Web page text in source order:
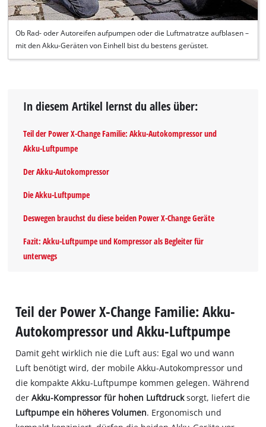
Ob Rad- oder Autoreifen aufpumpen oder die Luftmatratze aufblasen –
mit den Akku-Geräten von Einhell bist du bestens gerüstet.
In diesem Artikel lernst du alles über:
Teil der Power X-Change Familie: Akku-Autokompressor und
Akku-Luftpumpe
Der Akku-Autokompressor
Die Akku-Luftpumpe
Deswegen brauchst du diese beiden Power X-Change Geräte
Fazit: Akku-Luftpumpe und Kompressor als Begleiter für
unterwegs
Teil der Power X-Change Familie: Akku-
Autokompressor und Akku-Luftpumpe
Damit geht wirklich nie die Luft aus: Egal wo und wann
Luft benötigt wird, der mobile Akku-Autokompressor und
die kompakte Akku-Luftpumpe kommen gelegen. Während
derAkku-Kompressor für hohen Luftdrucksorgt, liefert die
Luftpumpe ein höheres Volumen. Ergonomisch und